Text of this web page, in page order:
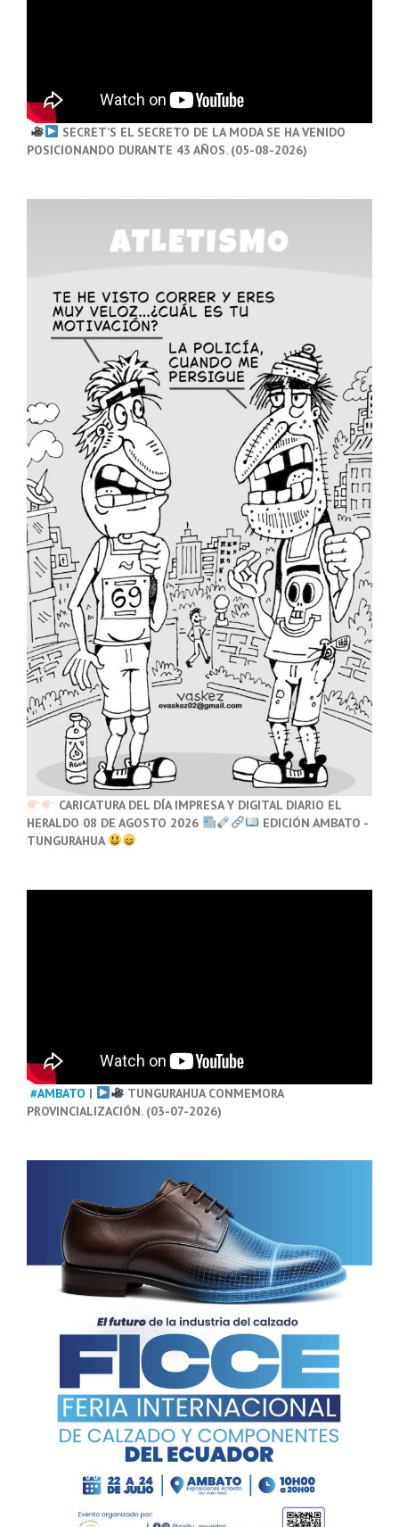
SECRET’S EL SECRETO DE LA MODA SE HA VENIDO
POSICIONANDO DURANTE 43 AÑOS. (05-08-2026)
CARICATURA DEL DÍA IMPRESA Y DIGITAL DIARIO EL
HERALDO 08 DE AGOSTO 2026
EDICIÓN AMBATO -
TUNGURAHUA
#AMBATO |
TUNGURAHUA CONMEMORA
PROVINCIALIZACIÓN. (03-07-2026)